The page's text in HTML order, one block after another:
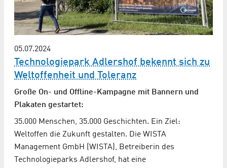
05.07.2024
Technologiepark Adlershof bekennt sich zu
Weltoffenheit und Toleranz
Große On- und Offline-Kampagne mit Bannern und
Plakaten gestartet:
35.000 Menschen, 35.000 Geschichten. Ein Ziel:
Weltoffen die Zukunft gestalten. Die WISTA
Management GmbH (WISTA), Betreiberin des
Technologieparks Adlershof, hat eine